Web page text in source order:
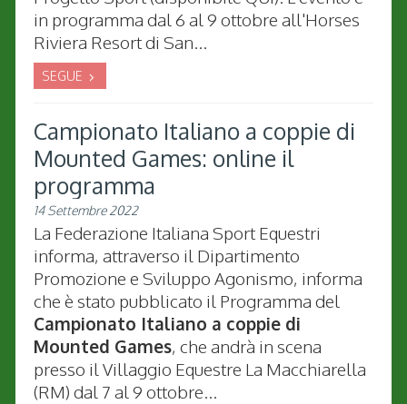
in programma dal 6 al 9 ottobre all'Horses
Riviera Resort di San...
SEGUE
Campionato Italiano a coppie di
Mounted Games: online il
programma
14 Settembre 2022
La Federazione Italiana Sport Equestri
informa, attraverso il Dipartimento
Promozione e Sviluppo Agonismo, informa
che è stato pubblicato il Programma del
Campionato Italiano a coppie di
Mounted Games, che andrà in scena
presso il Villaggio Equestre La Macchiarella
(RM) dal 7 al 9 ottobre...